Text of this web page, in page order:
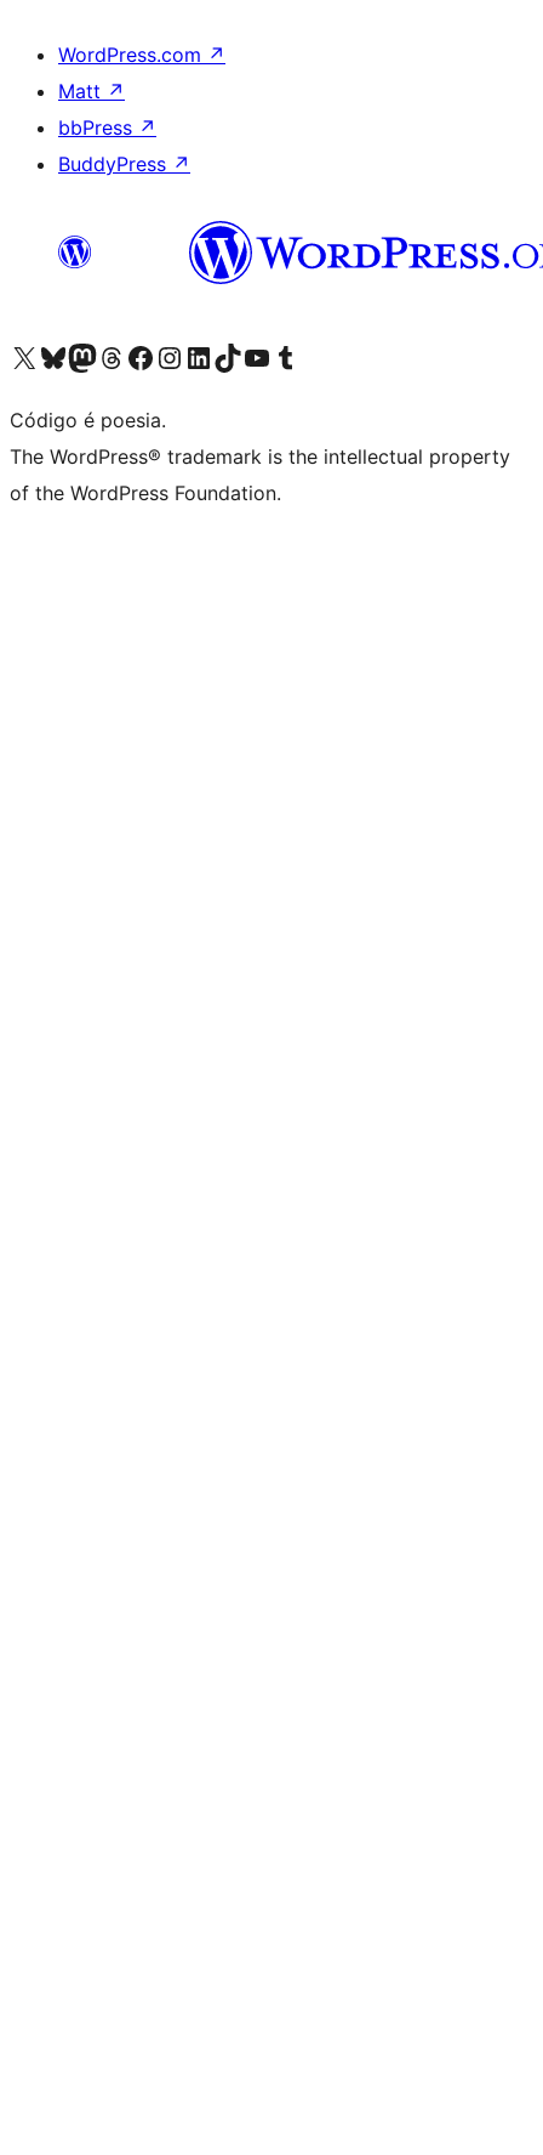
WordPress.com ↗
Matt ↗
bbPress ↗
BuddyPress ↗
Acessar nossa conta do X (antigo Twitter)
Acessar nossa conta do Bluesky
Acessar nossa conta do Mastodon
Acessar nossa conta do Threads
Acessar nossa página do Facebook
Acessar nossa conta do Instagram
Acessar nossa conta do LinkedIn
Acessar nossa conta do TikTok
Acessar nosso canal do YouTube
Acessar nossa conta no Tumblr
Código é poesia.
The WordPress® trademark is the intellectual property
of the WordPress Foundation.